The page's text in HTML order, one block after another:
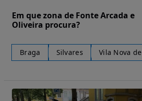
Em que zona de Fonte Arcada e
Oliveira procura?
Braga Silvares Vila Nova